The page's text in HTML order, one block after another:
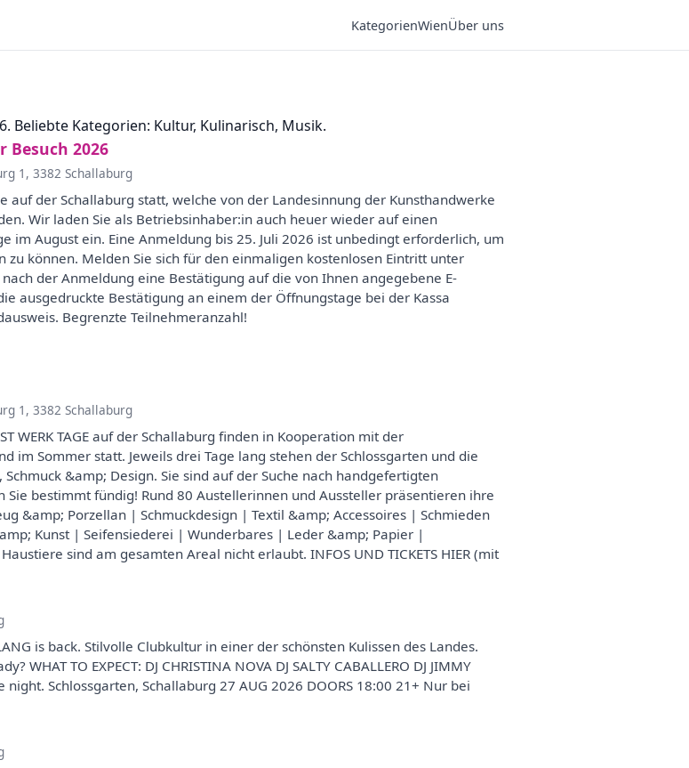
KategorienWienÜber uns
Beliebte Kategorien: Kultur, Kulinarisch, Musik.
Besuch 2026
1, 3382 Schallaburg
auf der Schallaburg statt, welche von der Landesinnung der Kunsthandwerke
Wir laden Sie als Betriebsinhaber:in auch heuer wieder auf einen
im August ein. Eine Anmeldung bis 25. Juli 2026 ist unbedingt erforderlich, um
können. Melden Sie sich für den einmaligen kostenlosen Eintritt unter
der Anmeldung eine Bestätigung auf die von Ihnen angegebene E-
ausgedruckte Bestätigung an einem der Öffnungstage bei der Kassa
Begrenzte Teilnehmeranzahl!
1, 3382 Schallaburg
WERK TAGE auf der Schallaburg finden in Kooperation mit der
im Sommer statt. Jeweils drei Tage lang stehen der Schlossgarten und die
&amp; Design. Sie sind auf der Suche nach handgefertigten
Sie bestimmt fündig! Rund 80 Austellerinnen und Aussteller präsentieren ihre
&amp; Porzellan | Schmuckdesign | Textil &amp; Accessoires | Schmieden
Kunst | Seifensiederei | Wunderbares | Leder &amp; Papier |
sind am gesamten Areal nicht erlaubt. INFOS UND TICKETS HIER (mit
is back. Stilvolle Clubkultur in einer der schönsten Kulissen des Landes.
TO EXPECT: DJ CHRISTINA NOVA DJ SALTY CABALLERO DJ JIMMY
Schlossgarten, Schallaburg 27 AUG 2026 DOORS 18:00 21+ Nur bei